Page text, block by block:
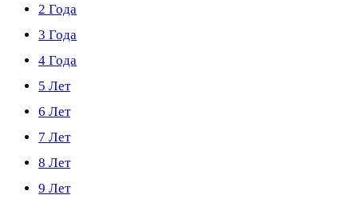
2 Года
3 Года
4 Года
5 Лет
6 Лет
7 Лет
8 Лет
9 Лет